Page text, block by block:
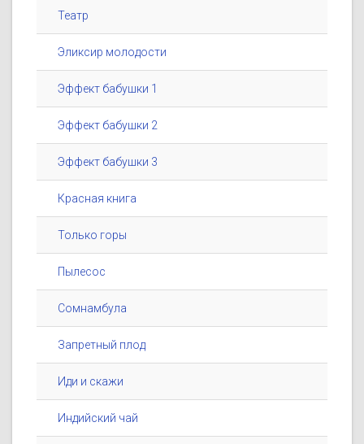
Театр
Эликсир молодости
Эффект бабушки 1
Эффект бабушки 2
Эффект бабушки 3
Красная книга
Только горы
Пылесос
Сомнамбула
Запретный плод
Иди и скажи
Индийский чай